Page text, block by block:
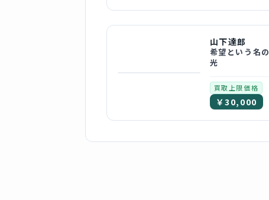
山下達郎
希望という名の
光
買取上限価格
￥30,000